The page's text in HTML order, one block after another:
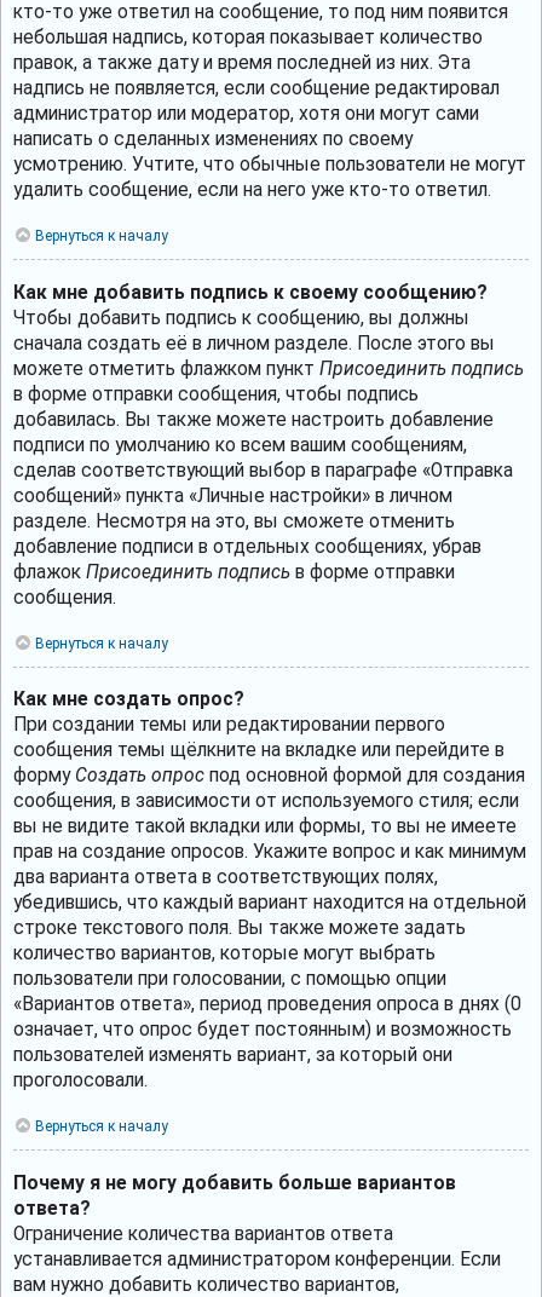
кто-то уже ответил на сообщение, то под ним появится
небольшая надпись, которая показывает количество
правок, а также дату и время последней из них. Эта
надпись не появляется, если сообщение редактировал
администратор или модератор, хотя они могут сами
написать о сделанных изменениях по своему
усмотрению. Учтите, что обычные пользователи не могут
удалить сообщение, если на него уже кто-то ответил.
Вернуться к началу
Как мне добавить подпись к своему сообщению?
Чтобы добавить подпись к сообщению, вы должны
сначала создать её в личном разделе. После этого вы
можете отметить флажком пункт Присоединить подпись
в форме отправки сообщения, чтобы подпись
добавилась. Вы также можете настроить добавление
подписи по умолчанию ко всем вашим сообщениям,
сделав соответствующий выбор в параграфе «Отправка
сообщений» пункта «Личные настройки» в личном
разделе. Несмотря на это, вы сможете отменить
добавление подписи в отдельных сообщениях, убрав
флажок Присоединить подпись в форме отправки
сообщения.
Вернуться к началу
Как мне создать опрос?
При создании темы или редактировании первого
сообщения темы щёлкните на вкладке или перейдите в
форму Создать опрос под основной формой для создания
сообщения, в зависимости от используемого стиля; если
вы не видите такой вкладки или формы, то вы не имеете
прав на создание опросов. Укажите вопрос и как минимум
два варианта ответа в соответствующих полях,
убедившись, что каждый вариант находится на отдельной
строке текстового поля. Вы также можете задать
количество вариантов, которые могут выбрать
пользователи при голосовании, с помощью опции
«Вариантов ответа», период проведения опроса в днях (0
означает, что опрос будет постоянным) и возможность
пользователей изменять вариант, за который они
проголосовали.
Вернуться к началу
Почему я не могу добавить больше вариантов
ответа?
Ограничение количества вариантов ответа
устанавливается администратором конференции. Если
вам нужно добавить количество вариантов,